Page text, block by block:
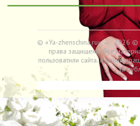
© «Ya-zhenschina.ru»→ 2026 ©
права защищены. Все
пользоватили сайта.
за